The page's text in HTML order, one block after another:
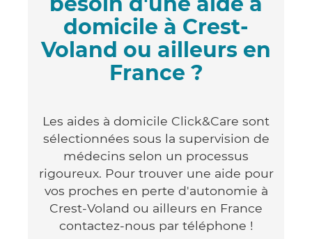
domicile à Crest-
Voland ou ailleurs en
France ?
Les aides à domicile Click&Care sont
sélectionnées sous la supervision de
médecins selon un processus
rigoureux. Pour trouver une aide pour
vos proches en perte d'autonomie à
Crest-Voland ou ailleurs en France
contactez-nous par téléphone !